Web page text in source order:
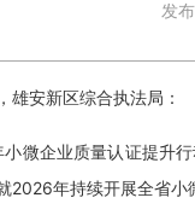
发
雄安新区综合执法局：
微企业质量认证提升
2026年持续开展全省